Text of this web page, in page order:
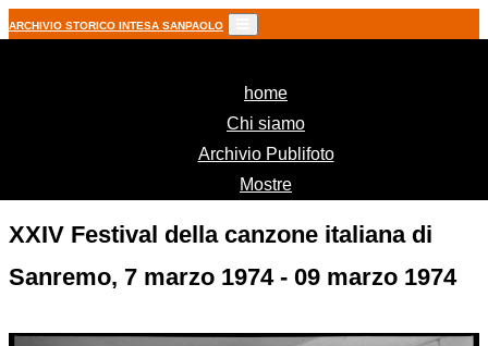
ARCHIVIO STORICO INTESA SANPAOLO
home(current)
Chi siamo
Archivio Publifoto
Mostre
XXIV Festival della canzone italiana di
Sanremo, 7 marzo 1974 - 09 marzo 1974